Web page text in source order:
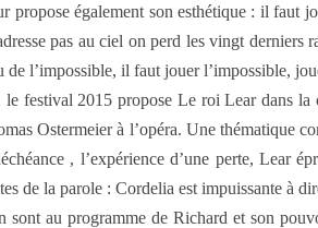
propose également son esthétique : il faut
pas au ciel on perd les vingt
l’impossible, il faut jouer l’impossible,
festival 2015 propose Le roi Lear dans
Ostermeier à l’opéra. Une thématique
, l’expérience d’une perte, Lear
de la parole : Cordelia est impuissante à
au programme de Richard et son